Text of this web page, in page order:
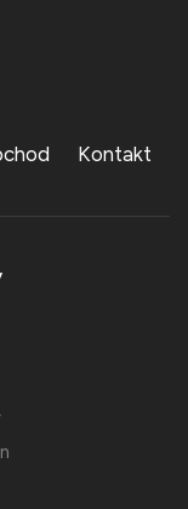
Kontakt